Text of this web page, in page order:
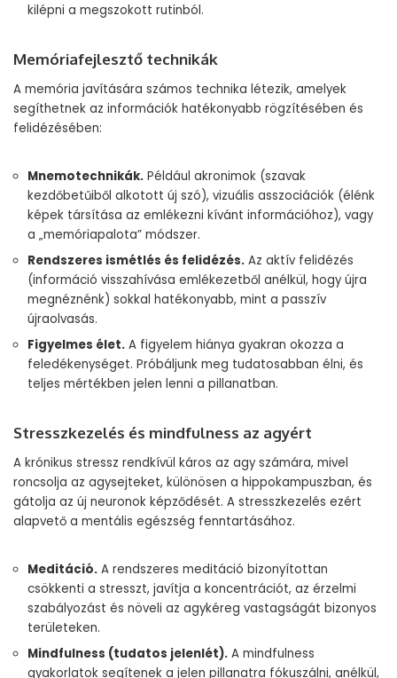
kilépni a megszokott rutinból.
Memóriafejlesztő technikák
A memória javítására számos technika létezik, amelyek
segíthetnek az információk hatékonyabb rögzítésében és
felidézésében:
Mnemotechnikák. Például akronimok (szavak
kezdőbetűiből alkotott új szó), vizuális asszociációk (élénk
képek társítása az emlékezni kívánt információhoz), vagy
a „memóriapalota” módszer.
Rendszeres ismétlés és felidézés. Az aktív felidézés
(információ visszahívása emlékezetből anélkül, hogy újra
megnéznénk) sokkal hatékonyabb, mint a passzív
újraolvasás.
Figyelmes élet. A figyelem hiánya gyakran okozza a
feledékenységet. Próbáljunk meg tudatosabban élni, és
teljes mértékben jelen lenni a pillanatban.
Stresszkezelés és mindfulness az agyért
A krónikus stressz rendkívül káros az agy számára, mivel
roncsolja az agysejteket, különösen a hippokampuszban, és
gátolja az új neuronok képződését. A stresszkezelés ezért
alapvető a mentális egészség fenntartásához.
Meditáció. A rendszeres meditáció bizonyítottan
csökkenti a stresszt, javítja a koncentrációt, az érzelmi
szabályozást és növeli az agykéreg vastagságát bizonyos
területeken.
Mindfulness (tudatos jelenlét). A mindfulness
gyakorlatok segítenek a jelen pillanatra fókuszálni, anélkül,